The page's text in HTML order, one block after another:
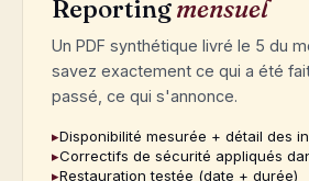
Reportingmensuel
Un PDF synthétique livré le 5 du
savez exactement ce qui a été
passé, ce qui s'annonce.
Disponibilité mesurée + détail des
Correctifs de sécurité appliqués
Restauration testée (date + durée)